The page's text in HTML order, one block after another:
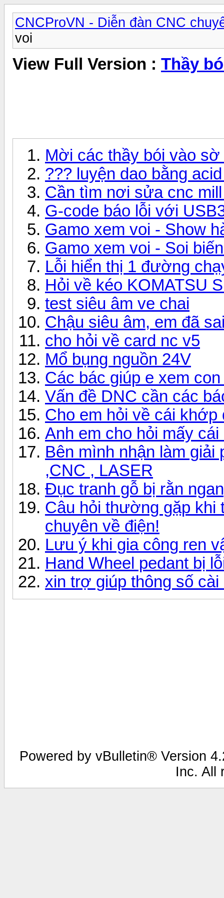
CNCProVN - Diễn đàn CNC
voi
View Full Version : Thầy
Mời các thầy bói vào
??? luyện dao bằng
Cần tìm nơi sửa cnc
G-code báo lỗi với
Gamo xem voi - Show
Gamo xem voi - Soi
Lỗi hiển thị 1 đường
Hỏi về kéo KOMATSU
test siêu âm ve chai
Chậu siêu âm, em đã
cho hỏi về card nc v5
Mổ bụng nguồn 24V
Các bác giúp e xem
Vấn đề DNC cần các
Cho em hỏi về cái khớp
Anh em cho hỏi mấy
Bên mình nhận làm
,CNC , LASER
Đục tranh gỗ bị rằn
Câu hỏi thường gặp khi
chuyên về điện!
Lưu ý khi gia công ren
Hand Wheel pedant bị
xin trợ giúp thông số
Powered by vBulletin® Version
Inc. All